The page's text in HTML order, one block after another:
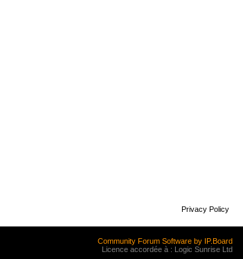
Privacy Policy
Community Forum Software by IP.Board
Licence accordée à : Logic Sunrise Ltd